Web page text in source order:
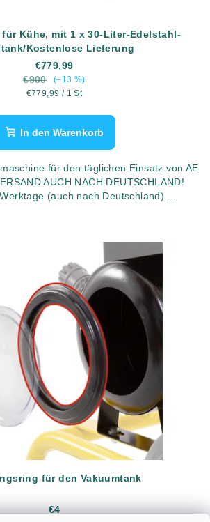
für Kühe, mit 1 x 30-Liter-Edelstahl-
Kostenlose Lieferung
€779,99
€900
(–13 %)
Verkaufspreis:
€779,99 / 1 St
In den Warenkorb
für den täglichen Einsatz von AE
AUCH NACH DEUTSCHLAND!
(auch nach Deutschland)....
für den Vakuumtank
€4